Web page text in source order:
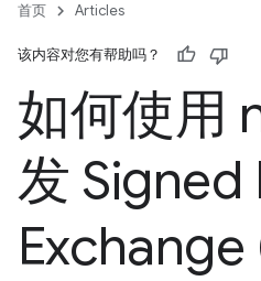
首页 Articles
该内容对您有帮助吗？
如何使用
发 Signed
Exchange